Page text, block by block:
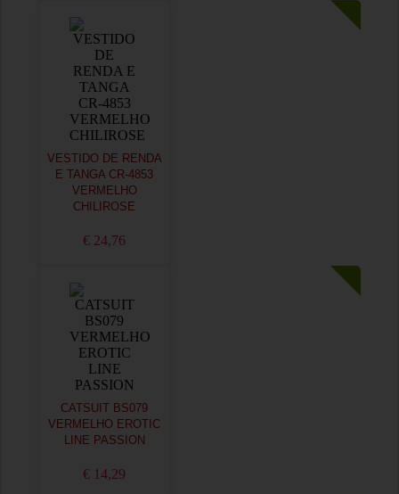
VESTIDO DE RENDA
E TANGA CR-4853
VERMELHO
CHILIROSE
€ 24,76
CATSUIT BS079
VERMELHO EROTIC
LINE PASSION
€ 14,29